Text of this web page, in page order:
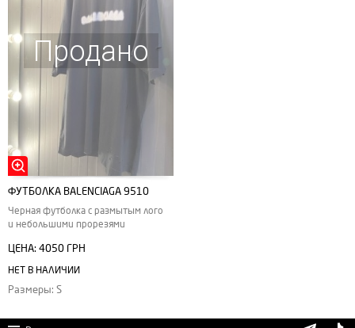
Продано
ФУТБОЛКА BALENCIAGA 9510
Черная футболка с размытым лого
и небольшими прорезями
ЦЕНА: 4050 ГРН
НЕТ В НАЛИЧИИ
Размеры: S